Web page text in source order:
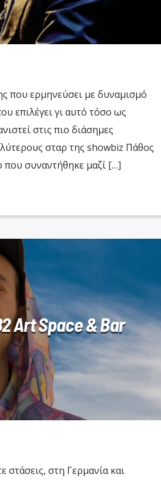
που ερμηνεύσει με δυναμισμό
επιλέγει γι αυτό τόσο ως
στις πιο διάσημες
σταρ της showbiz Πάθος
που συναντήθηκε μαζί […]
Art Space & Bar
στάσεις, στη Γερμανία και